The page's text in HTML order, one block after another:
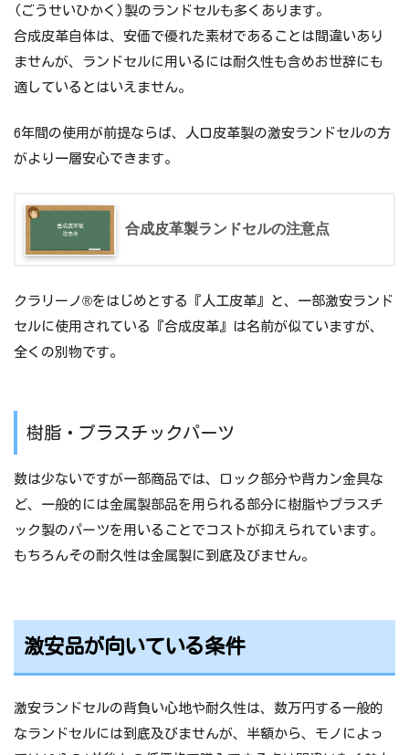
(ごうせいひかく)製のランドセルも多くあります。
合成皮革自体は、安価で優れた素材であることは間違いあり
ませんが、ランドセルに用いるには耐久性も含めお世辞にも
適しているとはいえません。
6年間の使用が前提ならば、人口皮革製の激安ランドセルの方
がより一層安心できます。
合成皮革製ランドセルの注意点
クラリーノ®をはじめとする『人工皮革』と、一部激安ランド
セルに使用されている『合成皮革』は名前が似ていますが、
全くの別物です。
樹脂・プラスチックパーツ
数は少ないですが一部商品では、ロック部分や背カン金具な
ど、一般的には金属製部品を用られる部分に樹脂やプラスチ
ック製のパーツを用いることでコストが抑えられています。
もちろんその耐久性は金属製に到底及びません。
激安品が向いている条件
激安ランドセルの背負い心地や耐久性は、数万円する一般的
なランドセルには到底及びませんが、半額から、モノによっ